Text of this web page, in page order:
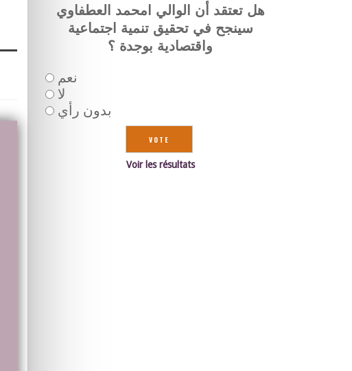
هل تعتقد أن الوالي امحمد العطفاوي
سينجح في تحقيق تنمية اجتماعية
واقتصادية بوجدة ؟
نعم
لا
بدون رأي
Voir les résultats